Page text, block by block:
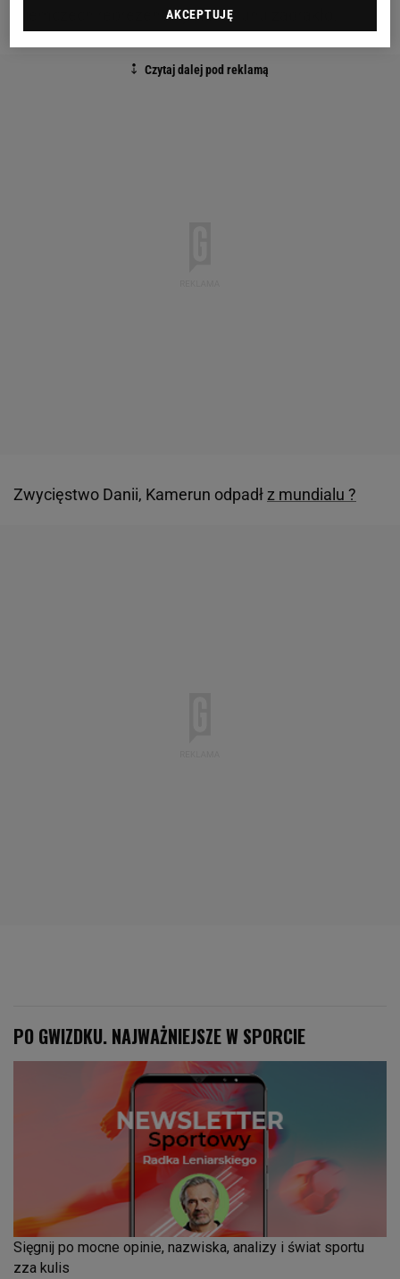
Niemczech reprezentacji Kamerunu zabrakło.
Zwycięstwo Danii, Kamerun odpadł z mundialu ?
AKCEPTUJĘ